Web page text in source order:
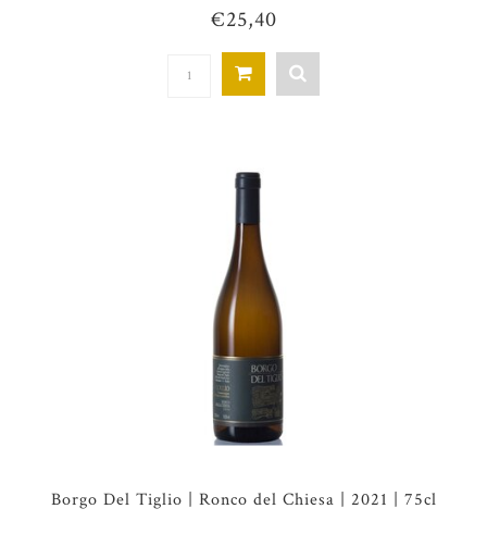
€25,40
Borgo Del Tiglio | Ronco del Chiesa | 2021 | 75cl